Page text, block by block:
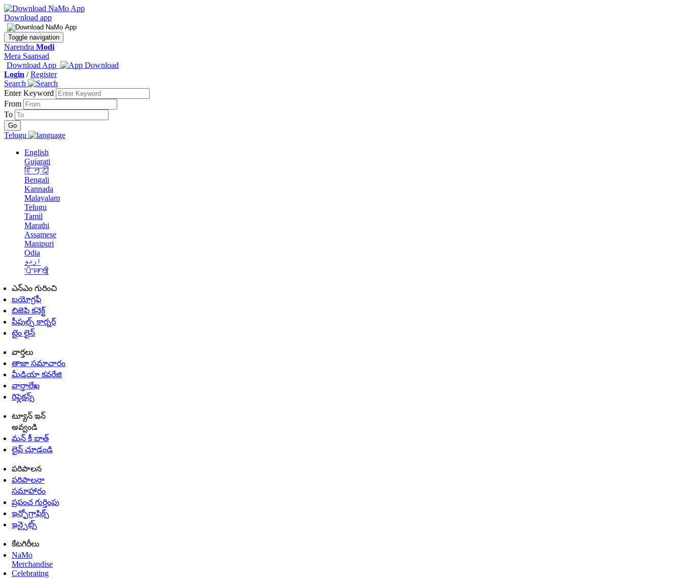
Download app
Toggle navigation
Narendra Modi
Mera Saansad
Download App
Login /Register
Search
Enter Keyword
From
To
Telugu
English
Gujarati
हिन्दी
Bengali
Kannada
Malayalam
Telugu
Tamil
Marathi
Assamese
Manipuri
Odia
اردو
ਪੰਜਾਬੀ
ఎన్ఎం గురించి
బయోగ్రఫీ
బిజెపి కనెక్ట్
పీపుల్స్ కార్నర్
టైం లైన్
వార్తలు
తాజా సమాచారం
మీడియా కవరేజి
వార్తాలేఖ
రిఫ్లెక్షన్స్
ట్యూన్ ఇన్
అవ్వండి
మన్ కీ బాత్
లైవ్ చూడండి
పరిపాలన
పరిపాలనా
సమాహారం
ప్రపంచ గుర్తింపు
ఇన్ఫోగ్రాఫిక్స్
ఇన్సైట్స్
కేటగిరీలు
NaMo
Merchandise
Celebrating